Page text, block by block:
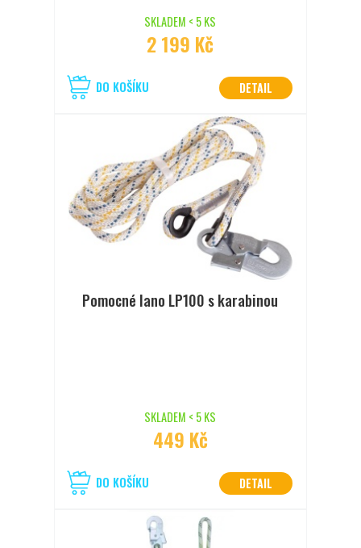
SKLADEM < 5 KS
2 199 Kč
DETAIL
DO KOŠÍKU
Pomocné lano LP100 s karabinou
SKLADEM < 5 KS
449 Kč
DETAIL
DO KOŠÍKU